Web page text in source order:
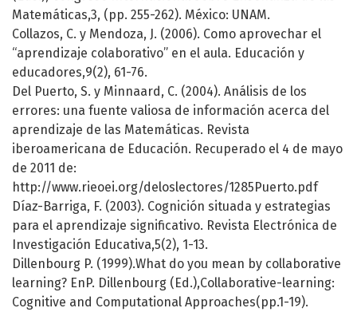
Matemáticas,3, (pp. 255-262). México: UNAM.
Collazos, C. y Mendoza, J. (2006). Como aprovechar el
“aprendizaje colaborativo” en el aula. Educación y
educadores,9(2), 61-76.
Del Puerto, S. y Minnaard, C. (2004). Análisis de los
errores: una fuente valiosa de información acerca del
aprendizaje de las Matemáticas. Revista
iberoamericana de Educación. Recuperado el 4 de mayo
de 2011 de:
http://www.rieoei.org/deloslectores/1285Puerto.pdf
Díaz-Barriga, F. (2003). Cognición situada y estrategias
para el aprendizaje significativo. Revista Electrónica de
Investigación Educativa,5(2), 1-13.
Dillenbourg P. (1999).What do you mean by collaborative
learning? EnP. Dillenbourg (Ed.),Collaborative-learning:
Cognitive and Computational Approaches(pp.1-19).